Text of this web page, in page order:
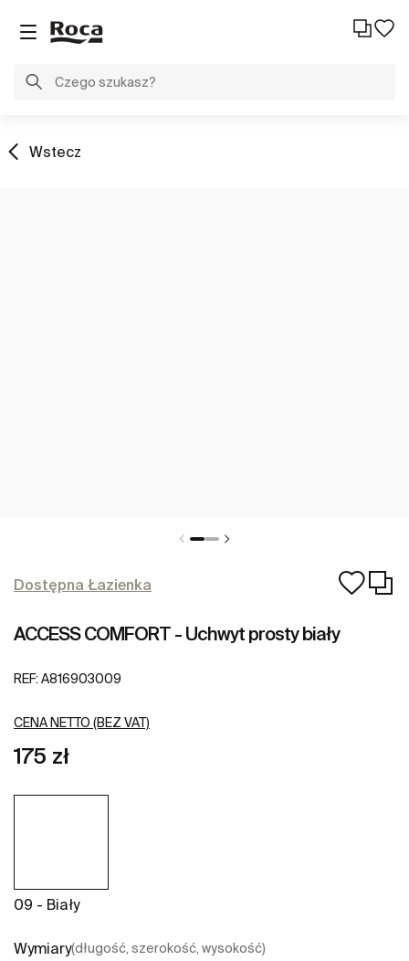
Wstecz
Dostępna Łazienka
ACCESS COMFORT - Uchwyt prosty biały
REF: A816903009
CENA NETTO (BEZ VAT)
175 zł
09 - Biały
Wymiary(długość, szerokość, wysokość)